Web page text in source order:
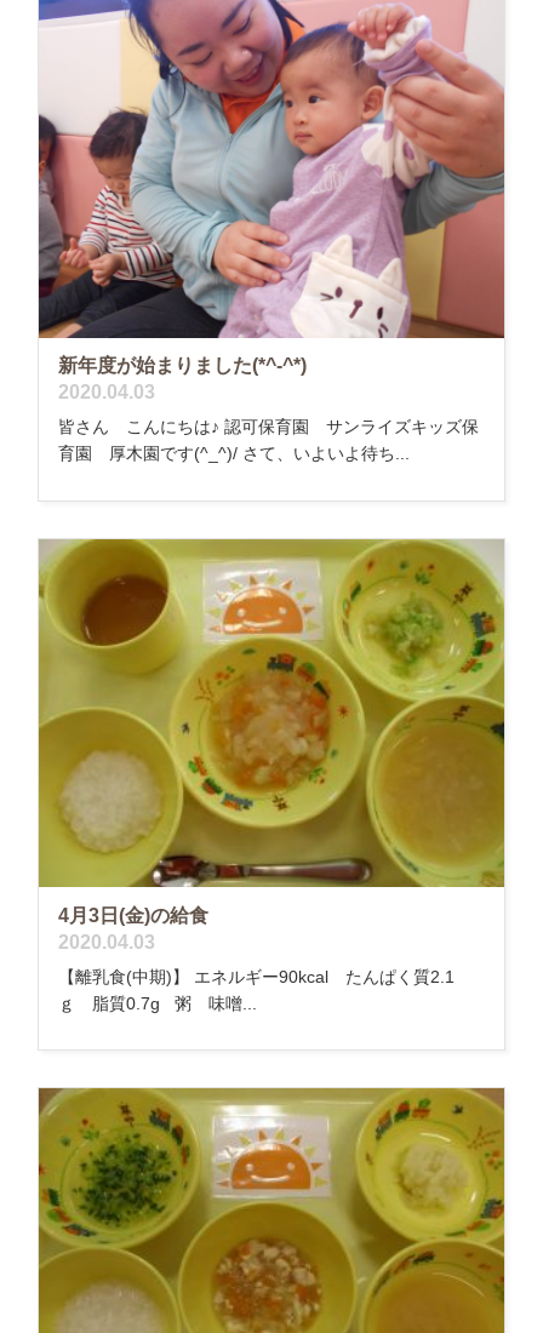
新年度が始まりました(*^-^*)
2020.04.03
皆さん こんにちは♪ 認可保育園 サンライズキッズ保
育園 厚木園です(^_^)/ さて、いよいよ待ち...
4月3日(金)の給食
2020.04.03
【離乳食(中期)】 エネルギー90kcal たんぱく質2.1
ｇ 脂質0.7g 粥 味噌...